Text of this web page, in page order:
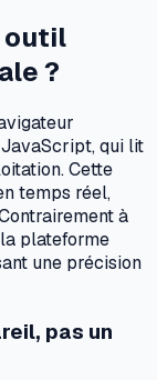
outil
?
qui lit
Cette
temps réel,
à
plateforme
une précision
pas un